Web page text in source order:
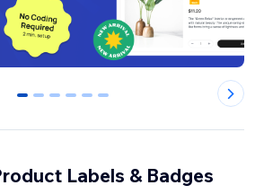
0 1 2 3 4 5
Labels & Badges